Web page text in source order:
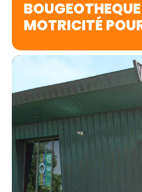
MOTRICITÉ